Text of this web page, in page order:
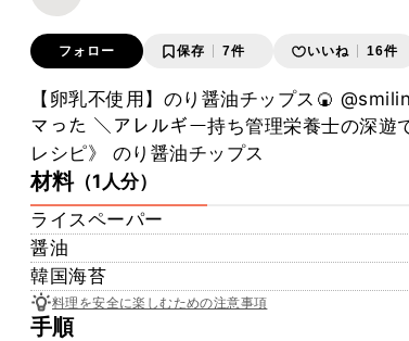
フォロー 保存 7件 いいね 16件
【卵乳不使用】のり醤油チップス🍘
マった ＼アレルギー持ち管理栄養士の深遊
レシピ》 のり醤油チップス
材料（1人分）
ライスペーパー
醤油
韓国海苔
料理を安全に楽しむための注意事項
手順